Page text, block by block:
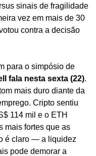
sinais de fragilidade
vez em mais de 30
contra a decisão
para o simpósio de
fala nesta sexta (22).
mais duro diante da
Cripto sentiu
114 mil e o ETH
mais fortes que as
é claro — a liquidez
pode demorar a